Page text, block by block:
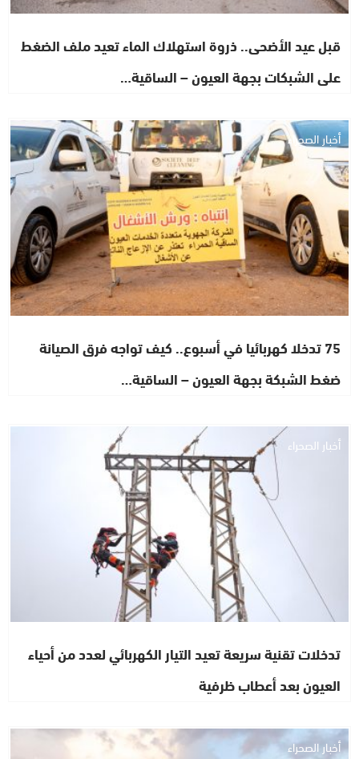
قبل عيد الأضحى.. ذروة استهلاك الماء تعيد ملف الضغط
على الشبكات بجهة العيون – الساقية…
أخبار الصحراء
75 تدخلا كهربائيا في أسبوع.. كيف تواجه فرق الصيانة
ضغط الشبكة بجهة العيون – الساقية…
أخبار الصحراء
تدخلات تقنية سريعة تعيد التيار الكهربائي لعدد من أحياء
العيون بعد أعطاب ظرفية
أخبار الصحراء